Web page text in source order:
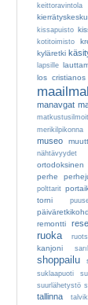
keittoravintola
kissapuisto
kotitoimisto
kyläretki
lapsille
los cristianos
manavgat
merikilpikonna
museo
nähtävyydet
ortodoksinen
perhe
polttarit
torni
remontti
ruoka
kanjoni
shoppailu
suklaapuoti
suurlähetystö
tallinna